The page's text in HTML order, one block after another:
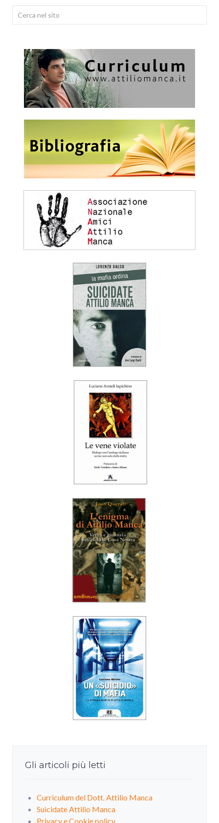
Cerca...
Gli articoli più letti
Curriculum del Dott. Attilio Manca
Suicidate Attilio Manca
Privacy e Cookie policy